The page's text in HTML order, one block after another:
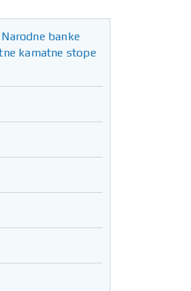
banke
kamatne stope